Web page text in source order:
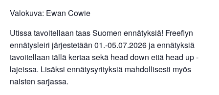
Valokuva: Ewan Cowie
Utissa tavoitellaan taas Suomen ennätyksiä! Freeflyn
ennätysleiri järjestetään 01.-05.07.2026 ja ennätyksiä
tavoitellaan tällä kertaa sekä head down että head up -
lajeissa. Lisäksi ennätysyrityksiä mahdollisesti myös
naisten sarjassa.